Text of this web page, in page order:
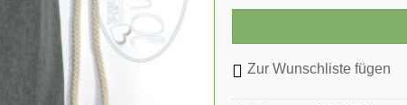
Zur Wunschliste fügen